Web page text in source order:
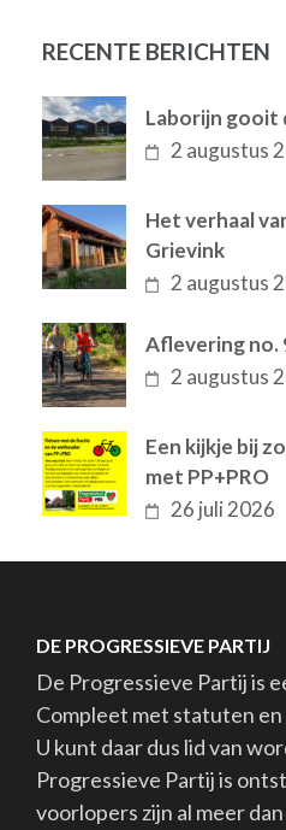
RECENTE BERICHTEN
Laborijn gooit
2 augustus
Het verhaal
Grievink
2 augustus
Aflevering no.
2 augustus
Een kijkje bij
met PP+PRO
26 juli 2026
DE PROGRESSIEVE PARTIJ
De Progressieve Partij is
Compleet met statuten
U kunt daar dus lid van
Progressieve Partij is
voorlopers zijn al meer